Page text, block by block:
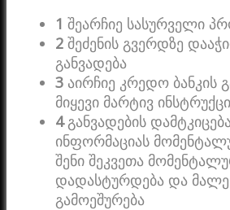
1 შეარჩიე სასურველი
2 შეძენის გვერდზე
განვადება
3 აირჩიე კრედო ბანკის
მიყევი მარტივ
4განვადების
ინფორმაციას
შენი შეკვეთა
დადასტურდება და მალე
გამოეშურება